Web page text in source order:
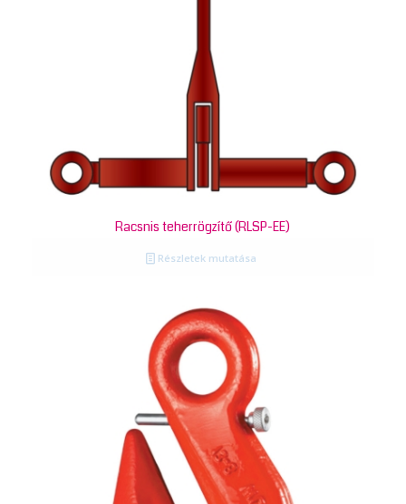
Racsnis teherrögzítő (RLSP-EE)
Részletek mutatása